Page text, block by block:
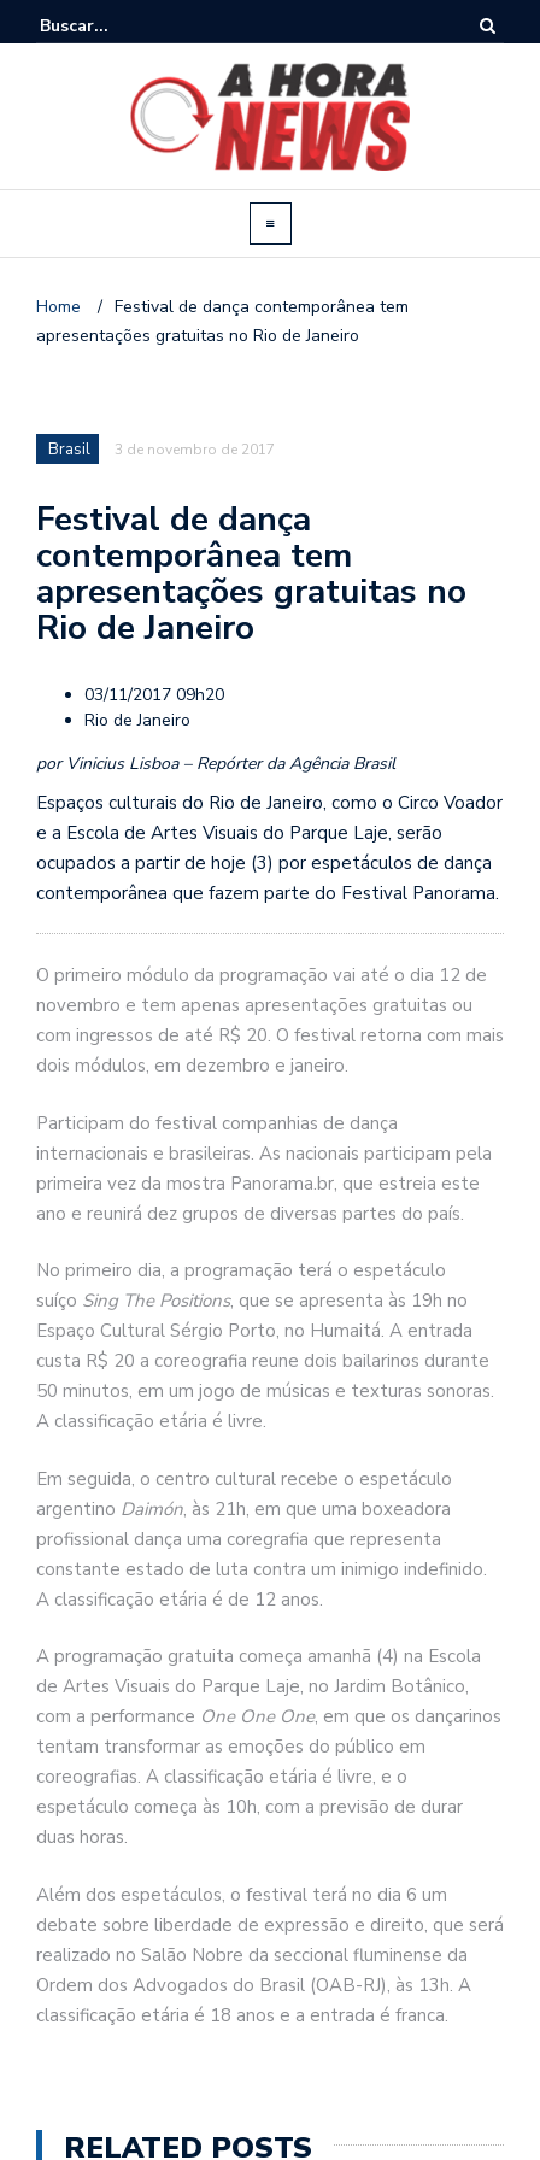
Home / Festival de dança contemporânea tem
apresentações gratuitas no Rio de Janeiro
Brasil 3 de novembro de 2017
Festival de dança
contemporânea tem
apresentações gratuitas no
Rio de Janeiro
03/11/2017 09h20
Rio de Janeiro
por Vinicius Lisboa – Repórter da Agência Brasil
Espaços culturais do Rio de Janeiro, como o Circo Voador
e a Escola de Artes Visuais do Parque Laje, serão
ocupados a partir de hoje (3) por espetáculos de dança
contemporânea que fazem parte do Festival Panorama.
O primeiro módulo da programação vai até o dia 12 de
novembro e tem apenas apresentações gratuitas ou
com ingressos de até R$ 20. O festival retorna com mais
dois módulos, em dezembro e janeiro.
Participam do festival companhias de dança
internacionais e brasileiras. As nacionais participam pela
primeira vez da mostra Panorama.br, que estreia este
ano e reunirá dez grupos de diversas partes do país.
No primeiro dia, a programação terá o espetáculo
suíço Sing The Positions, que se apresenta às 19h no
Espaço Cultural Sérgio Porto, no Humaitá. A entrada
custa R$ 20 a coreografia reune dois bailarinos durante
50 minutos, em um jogo de músicas e texturas sonoras.
A classificação etária é livre.
Em seguida, o centro cultural recebe o espetáculo
argentino Daimón, às 21h, em que uma boxeadora
profissional dança uma coregrafia que representa
constante estado de luta contra um inimigo indefinido.
A classificação etária é de 12 anos.
A programação gratuita começa amanhã (4) na Escola
de Artes Visuais do Parque Laje, no Jardim Botânico,
com a performance One One One, em que os dançarinos
tentam transformar as emoções do público em
coreografias. A classificação etária é livre, e o
espetáculo começa às 10h, com a previsão de durar
duas horas.
Além dos espetáculos, o festival terá no dia 6 um
debate sobre liberdade de expressão e direito, que será
realizado no Salão Nobre da seccional fluminense da
Ordem dos Advogados do Brasil (OAB-RJ), às 13h. A
classificação etária é 18 anos e a entrada é franca.
RELATED POSTS